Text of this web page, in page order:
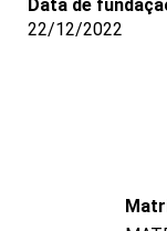
Data de
22/12/2022